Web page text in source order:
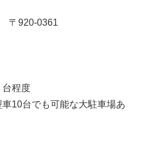
〒920-0361
台程度
10台でも可能な大駐車場あ